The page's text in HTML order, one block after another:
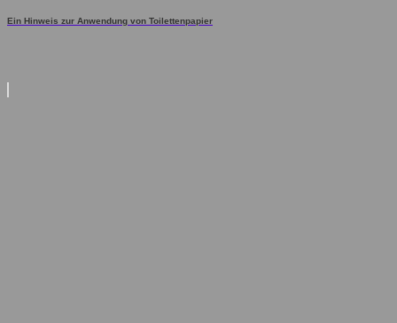
Ein Hinweis zur Anwendung von Toilettenpapier